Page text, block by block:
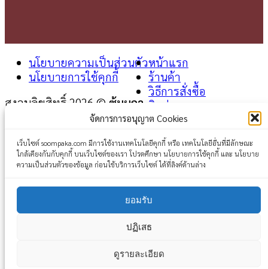
จัดการการอนุญาต Cookies
เว็บไซต์ soompaka.com มีการใช้งานเทคโนโลยีคุกกี้ หรือ เทคโนโลยีอื่นที่มีลักษณะ
ใกล้เคียงกันกับคุกกี้ บนเว็บไซต์ของเรา โปรดศึกษา นโยบายการใช้คุกกี้ และ นโยบาย
ความเป็นส่วนตัวของข้อมูล ก่อนใช้บริการเว็บไซต์ ได้ที่ลิงค์ด้านล่าง
ยอมรับ
ปฏิเสธ
ดูรายละเอียด
นโยบายความเป็นส่วนตัว
นโยบายการใช้คุกกี้
สงวนลิขสิทธิ์ 2026 © ซุ้มผกา
หน้าแรก
ร้านค้า
วิธีการสั่งซื้อ
ติดต่อเรา
Login
Username or email address*
Password*
Remember me